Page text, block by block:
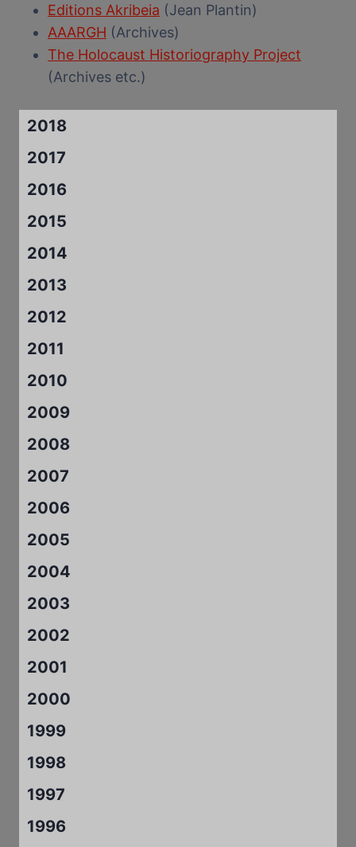
Editions Akribeia (Jean Plantin)
AAARGH (Archives)
The Holocaust Historiography Project
(Archives etc.)
2018
2017
2016
2015
2014
2013
2012
2011
2010
2009
2008
2007
2006
2005
2004
2003
2002
2001
2000
1999
1998
1997
1996